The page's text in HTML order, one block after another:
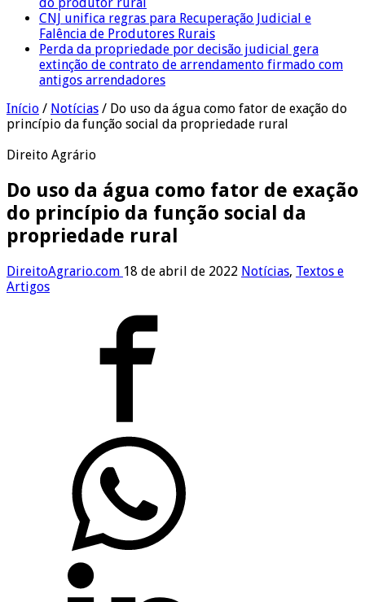
CNJ unifica regras para Recuperação Judicial e
Falência de Produtores Rurais
Perda da propriedade por decisão judicial gera
extinção de contrato de arrendamento firmado com
antigos arrendadores
Início / Notícias / Do uso da água como fator de exação do
princípio da função social da propriedade rural
Direito Agrário
Do uso da água como fator de exação
do princípio da função social da
propriedade rural
DireitoAgrario.com 18 de abril de 2022 Notícias, Textos e
Artigos